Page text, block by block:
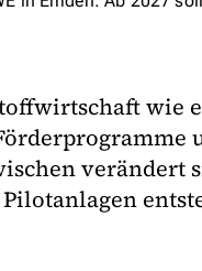
wie
verändert